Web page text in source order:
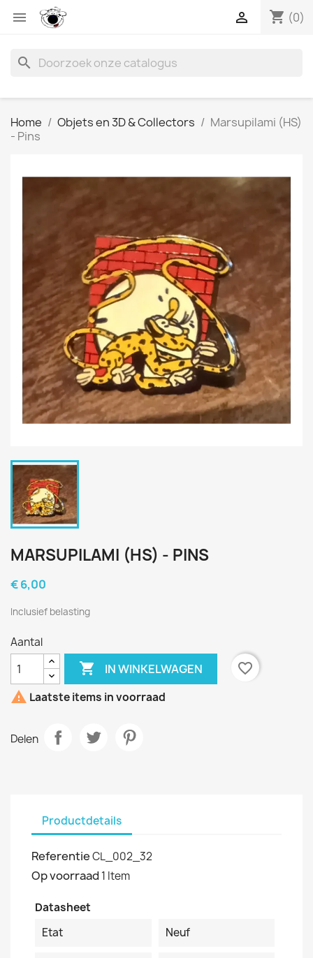
 shopping_cart (0)

search
Home Objets en 3D & Collectors
Marsupilami (HS)
- Pins
MARSUPILAMI (HS) - PINS
€ 6,00
Inclusief belasting
Aantal
 IN WINKELWAGEN
favorite_border
 Laatste items in voorraad
Delen
Productdetails
ReferentieCL_002_32
Op voorraad 1 Item
Datasheet
Etat
Neuf